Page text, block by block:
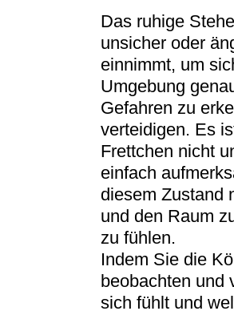
Das ruhige
unsicher oder
einnimmt, um
Umgebung
Gefahren zu
verteidigen. Es
Frettchen nicht
einfach
diesem Zustand
und den Raum
zu fühlen.
Indem Sie die
beobachten und
sich fühlt und